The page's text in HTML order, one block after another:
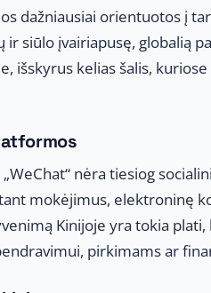
dažniausiai orientuotos į
ir siūlo įvairiapusę, globalią
išskyrus kelias šalis,
nėra tiesiog
mokėjimus, elektroninę
Kinijoje yra tokia
pirkimams ar